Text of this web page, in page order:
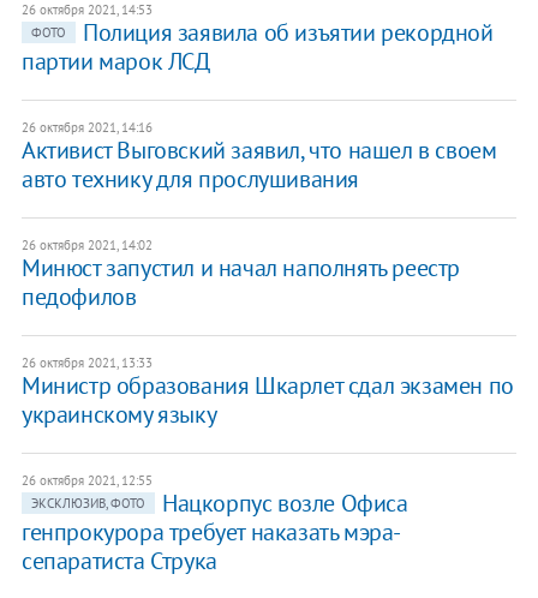
26 октября 2021, 14:53
ФОТО
Полиция заявила об изъятии рекордной
партии марок ЛСД
26 октября 2021, 14:16
Активист Выговский заявил, что нашел в своем
авто технику для прослушивания
26 октября 2021, 14:02
Минюст запустил и начал наполнять реестр
педофилов
26 октября 2021, 13:33
Министр образования Шкарлет сдал экзамен по
украинскому языку
26 октября 2021, 12:55
ЭКСКЛЮЗИВ, ФОТО
Нацкорпус возле Офиса
генпрокурора требует наказать мэра-
сепаратиста Струка